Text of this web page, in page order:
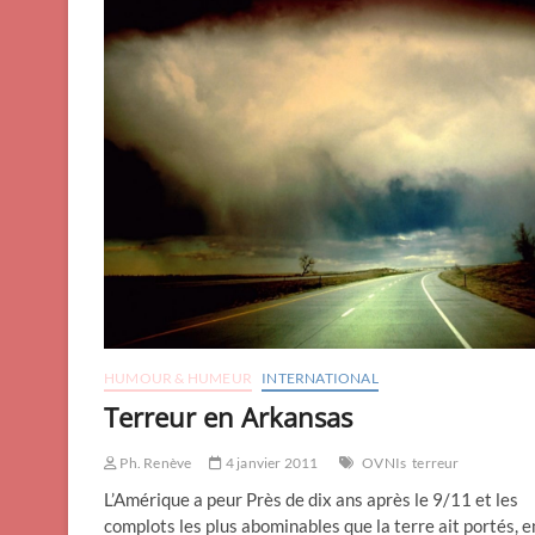
HUMOUR & HUMEUR INTERNATIONAL
Terreur en Arkansas
Ph. Renève 4 janvier 2011 OVNIs terreur
L’Amérique a peur Près de dix ans après le 9/11 et les
complots les plus abominables que la terre ait portés,